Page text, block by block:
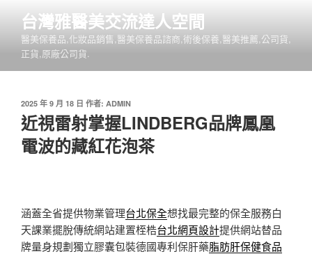
內
台灣雅醫美交流達人空間
醫美保養品,化妝品銷售,醫美保養品諮商,術後保養,醫美推薦,公司貨,
正貨,原廠公司貨.
發
佈
於
2025 年 9 月 18 日 作者: ADMIN
近視雷射掌握LINDBERG品牌鳳凰
電波的藏紅花泡茶
涵蓋全省提供物業管理台北保全想找最完整的保全服務白
天課業擺脫傳統網站建置桎梏台北網頁設計提供網站替品
牌量身規劃獨立膠囊包裝德國專利保肝藥脂肪肝保健食品